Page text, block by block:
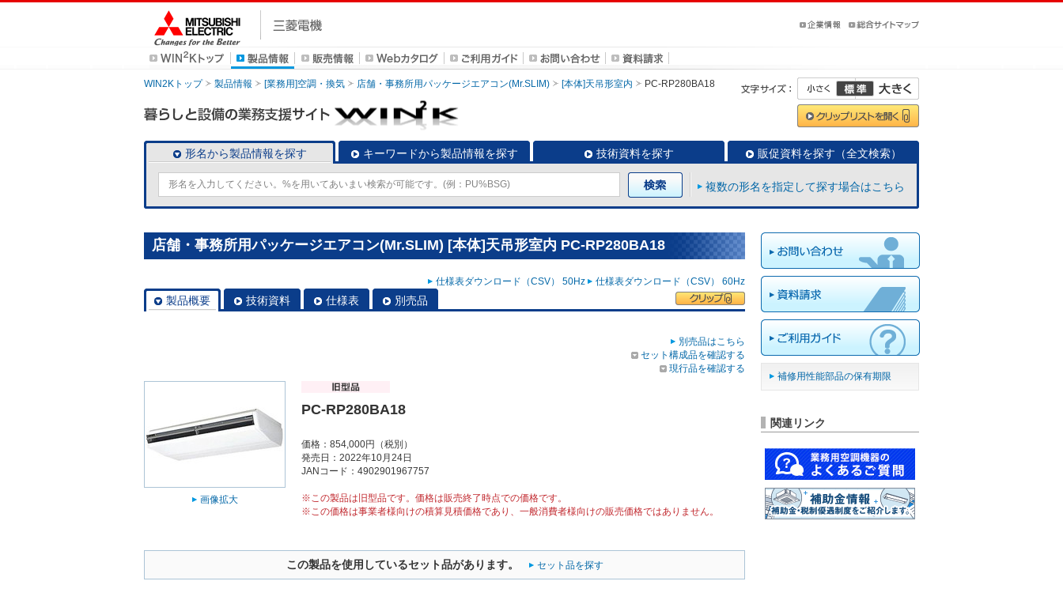
WIN2Kトップ 製品情報 [業務用]空調・換気 店舗・事務所用パッケージエアコン(Mr.SLIM) [本体]天吊形室内 PC-RP280BA18
形名から製品情報を探す キーワードから製品情報を探す 技術資料を探す 販促資料を探す（全文検索）
複数の形名を指定して探す場合はこちら
店舗・事務所用パッケージエアコン(Mr.SLIM) [本体]天吊形室内 PC-RP280BA18
仕様表ダウンロード（CSV） 50Hz 仕様表ダウンロード（CSV） 60Hz
製品概要 技術資料 仕様表 別売品
別売品はこちら
セット構成品を確認する
現行品を確認する
画像拡大
PC-RP280BA18
価格：854,000円（税別）
発売日：2022年10月24日
JANコード：4902901967757
※この製品は旧型品です。価格は販売終了時点での価格です。
※この価格は事業者様向けの積算見積価格であり、一般消費者様向けの販売価格ではありません。
この製品を使用しているセット品があります。 セット品を探す
補修用性能部品の保有期限
関連リンク